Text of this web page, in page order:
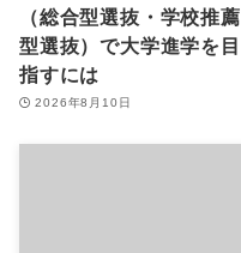
（総合型選抜・学校推薦
型選抜）で大学進学を目
指すには
2026年8月10日